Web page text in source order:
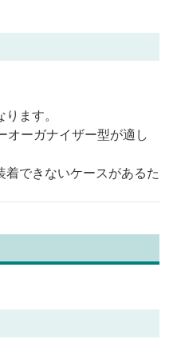
ます。
オーガナイザー型が適し
できないケースがあるた